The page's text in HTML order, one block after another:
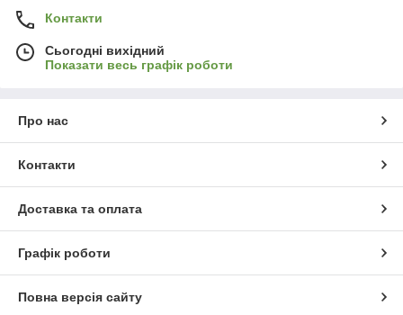
Контакти
Сьогодні вихідний
Показати весь графік роботи
Про нас
Контакти
Доставка та оплата
Графік роботи
Повна версія сайту